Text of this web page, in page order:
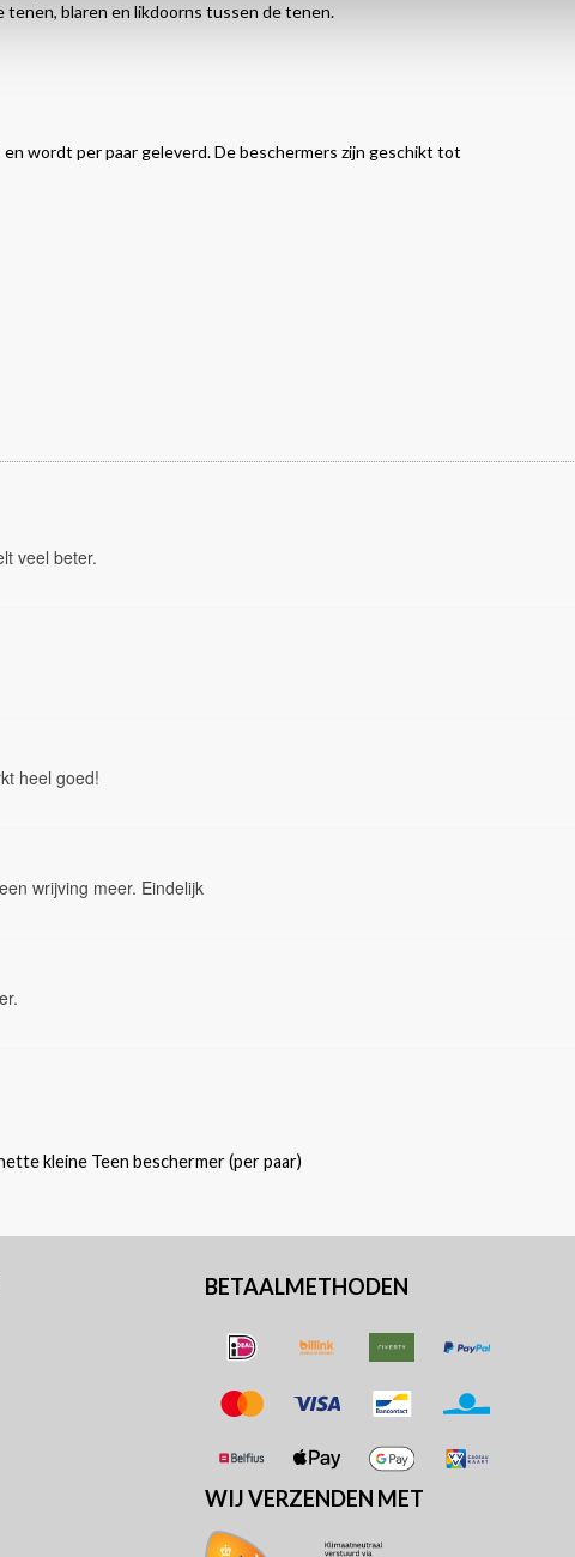
tenen, blaren en likdoorns tussen de tenen.
wordt per paar geleverd. De beschermers zijn geschikt tot
veel beter.
heel goed!
wrijving meer. Eindelijk
kleine Teen beschermer (per paar)
BETAALMETHODEN
WIJ VERZENDEN MET